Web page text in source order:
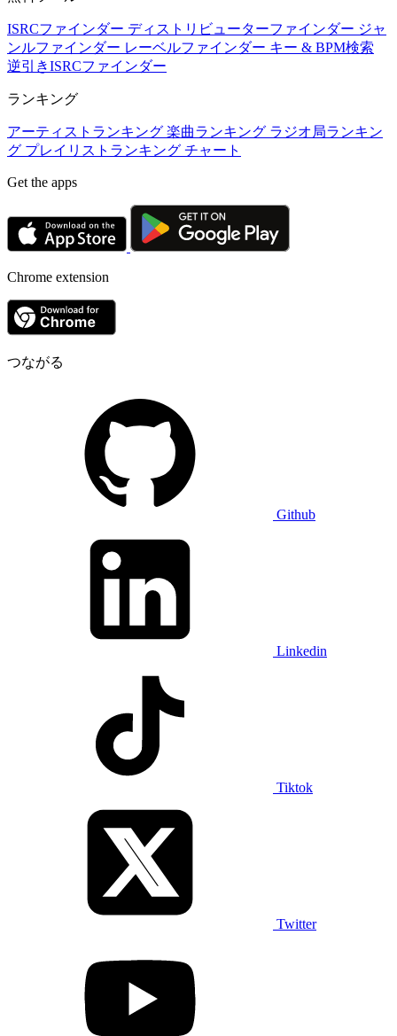
ISRCファインダー ディストリビューターファインダー ジャ
ンルファインダー レーベルファインダー キー & BPM検索
逆引きISRCファインダー
ランキング
アーティストランキング 楽曲ランキング ラジオ局ランキン
グ プレイリストランキング チャート
Get the apps
Chrome extension
つながる
Github
Linkedin
Tiktok
Twitter